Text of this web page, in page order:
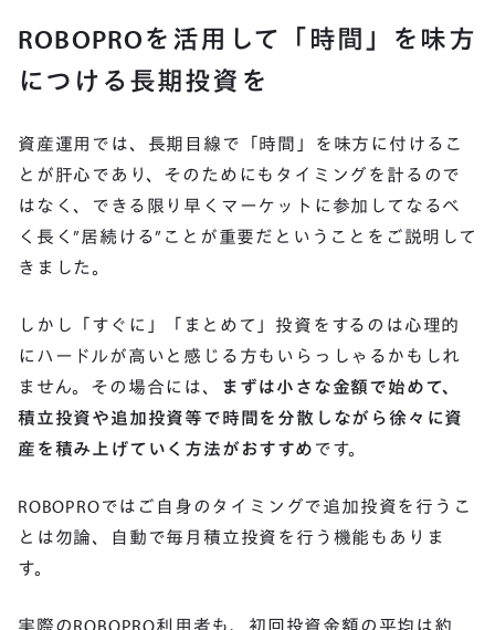
ROBOPROを活用して「時間」を味方
につける長期投資を
資産運用では、長期目線で「時間」を味方に付けるこ
とが肝心であり、そのためにもタイミングを計るので
はなく、できる限り早くマーケットに参加してなるべ
く長く”居続ける”ことが重要だということをご説明して
きました。
しかし「すぐに」「まとめて」投資をするのは心理的
にハードルが高いと感じる方もいらっしゃるかもしれ
ません。その場合には、
まずは小さな金額で始めて、
積立投資や追加投資等で時間を分散しながら徐々に資
産を積み上げていく方法がおすすめ です。
ROBOPROではご自身のタイミングで追加投資を行うこ
とは勿論、自動で毎月積立投資を行う機能もありま
す。